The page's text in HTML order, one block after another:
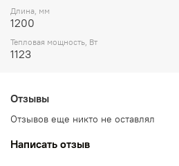
Длина, мм
1200
Тепловая мощность, Вт
1123
Отзывы
Отзывов еще никто не оставлял
Написать отзыв